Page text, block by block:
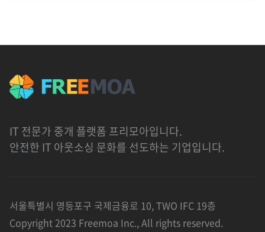
IT 전문가 중개 플랫폼 프리모아입니다.
안전한 IT 아웃소싱 문화를 선도하는 기업입니다.
서울특별시 영등포구 국제금융로 10, TWO IFC 19층
Copyright 2023 Freemoa Inc., All rights reserved.